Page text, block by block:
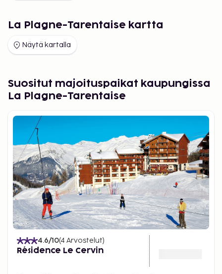
La Plagne-Tarentaise kartta
Näytä kartalla
Suositut majoituspaikat kaupungissa
La Plagne-Tarentaise
4.6/10(4 Arvostelut)
Résidence Le Cervin